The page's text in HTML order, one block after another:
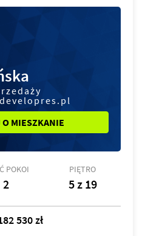
O MIESZKANIE
POKOI
2
PIĘTRO
5 z 19
530 zł